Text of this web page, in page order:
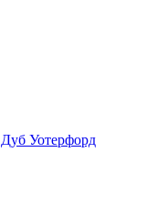
Уотерфорд